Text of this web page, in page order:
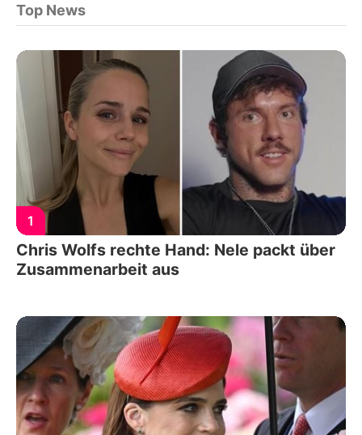
Top News
1
Chris Wolfs rechte Hand: Nele packt über
Zusammenarbeit aus